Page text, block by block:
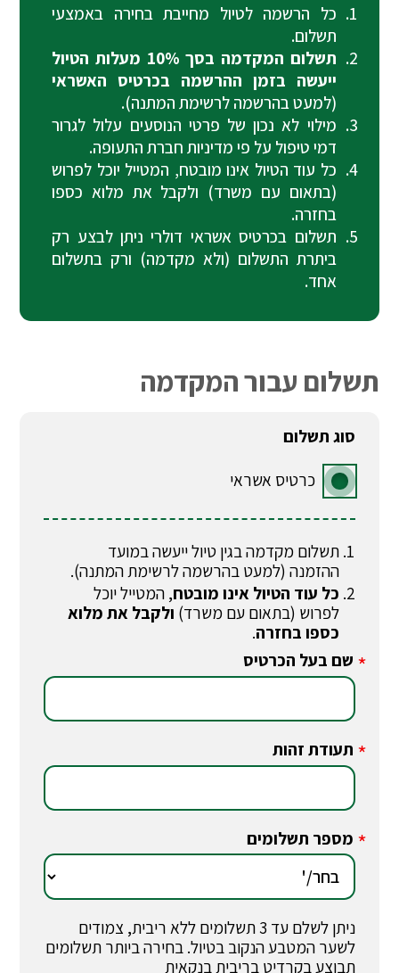
כל הרשמה לטיול מחייבת בחירה באמצעי
תשלום.
תשלום המקדמה בסך 10% מעלות הטיול
ייעשה בזמן ההרשמה בכרטיס האשראי
(למעט בהרשמה לרשימת המתנה).
מילוי לא נכון של פרטי הנוסעים עלול לגרור
דמי טיפול על פי מדיניות חברת התעופה.
כל עוד הטיול אינו מובטח, המטייל יוכל לפרוש
(בתאום עם משרד) ולקבל את מלוא כספו
בחזרה.
תשלום בכרטיס אשראי דולרי ניתן לבצע רק
ביתרת התשלום (ולא מקדמה) ורק בתשלום
אחד.
תשלום עבור המקדמה
סוג תשלום
כרטיס אשראי
תשלום מקדמה בגין טיול ייעשה במועד
ההזמנה (למעט בהרשמה לרשימת המתנה).
כל עוד הטיול אינו מובטח, המטייל יוכל
לפרוש (בתאום עם משרד) ולקבל את מלוא
כספו בחזרה.
* שם בעל הכרטיס
* תעודת זהות
* מספר תשלומים
ניתן לשלם עד 3 תשלומים ללא ריבית, צמודים
לשער המטבע הנקוב בטיול. בחירה ביותר תשלומים
תבוצע בקרדיט בריבית בנקאית